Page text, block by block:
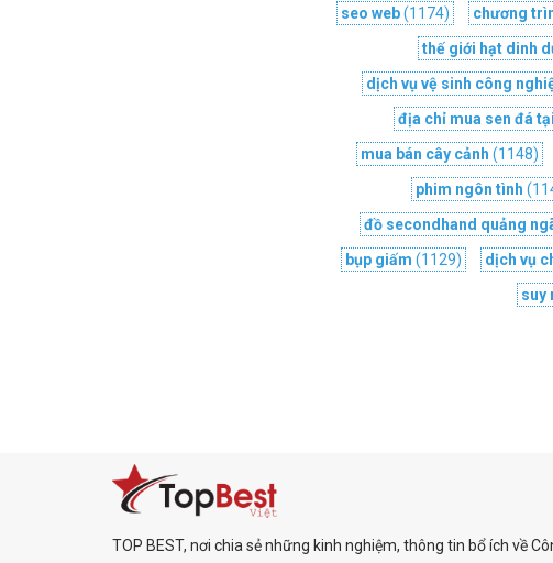
seo web(1174) chương
thế giới hạt dinh
dịch vụ vệ sinh công
địa chỉ mua sen đá
mua bán cây cảnh (1148)
phim ngôn tình
đồ secondhand quảng
bụp giấm (1129) dịch vụ
suy
TOP BEST, nơi chia sẻ những kinh nghiệm, thông tin bổ ích về